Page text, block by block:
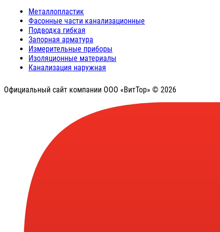
Металлопластик
Фасонные части канализационные
Подводка гибкая
Запорная арматура
Измерительные приборы
Изоляционные материалы
Канализация наружная
Официальный сайт компании ООО «ВитТор» © 2026